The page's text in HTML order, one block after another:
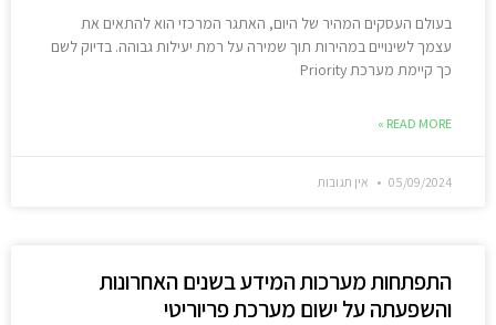
בעולם העסקים המהיר של היום, האתגר המרכזי הוא להתאים את
עצמך לשינויים במהירות תוך שמירה על רמת יעילות גבוהה. בדיוק לשם
כך קיימת מערכת Priority
READ MORE »
05/09/2024 אין תגובות
התפתחות מערכות המידע בשנים האחרונות
והשפעתה על ישום מערכת פריוריטי